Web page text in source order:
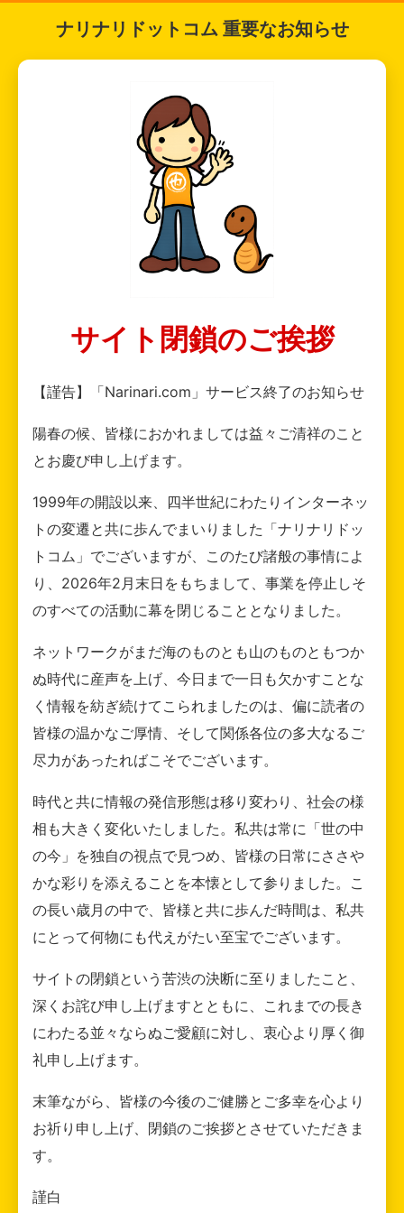
ナリナリドットコム 重要なお知らせ
サイト閉鎖のご挨拶
【謹告】「Narinari.com」サービス終了のお知らせ
陽春の候、皆様におかれましては益々ご清祥のこと
とお慶び申し上げます。
1999年の開設以来、四半世紀にわたりインターネッ
トの変遷と共に歩んでまいりました「ナリナリドッ
トコム」でございますが、このたび諸般の事情によ
り、2026年2月末日をもちまして、事業を停止しそ
のすべての活動に幕を閉じることとなりました。
ネットワークがまだ海のものとも山のものともつか
ぬ時代に産声を上げ、今日まで一日も欠かすことな
く情報を紡ぎ続けてこられましたのは、偏に読者の
皆様の温かなご厚情、そして関係各位の多大なるご
尽力があったればこそでございます。
時代と共に情報の発信形態は移り変わり、社会の様
相も大きく変化いたしました。私共は常に「世の中
の今」を独自の視点で見つめ、皆様の日常にささや
かな彩りを添えることを本懐として参りました。こ
の長い歳月の中で、皆様と共に歩んだ時間は、私共
にとって何物にも代えがたい至宝でございます。
サイトの閉鎖という苦渋の決断に至りましたこと、
深くお詫び申し上げますとともに、これまでの長き
にわたる並々ならぬご愛顧に対し、衷心より厚く御
礼申し上げます。
末筆ながら、皆様の今後のご健勝とご多幸を心より
お祈り申し上げ、閉鎖のご挨拶とさせていただきま
す。
謹白